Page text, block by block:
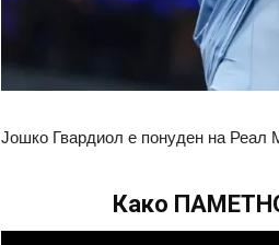
Јошко Гвардиол е понуден на Реал
Како